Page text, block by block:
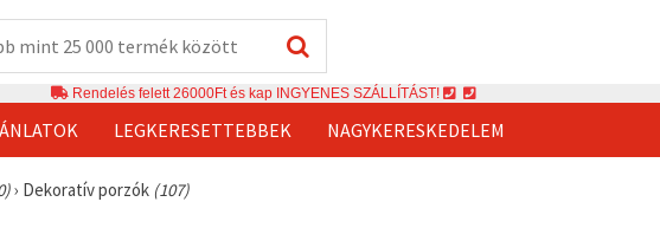
Rendelés felett 26000Ft és kap INGYENES SZÁLLÍTÁST!
LEGKERESETTEBBEK NAGYKERESKEDELEM
› Dekoratív porzók (107)